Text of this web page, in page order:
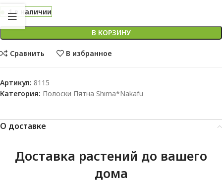
1 в наличии
В КОРЗИНУ
Сравнить В избранное
Артикул: 8115
Категория: Полоски Пятна Shima*Nakafu
О доставке
Доставка растений до вашего
дома